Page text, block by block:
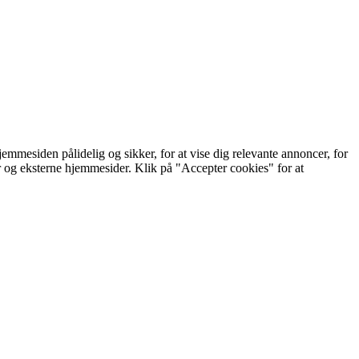
pålidelig og sikker, for at vise dig relevante annoncer, for
eksterne hjemmesider. Klik på "Accepter cookies" for at